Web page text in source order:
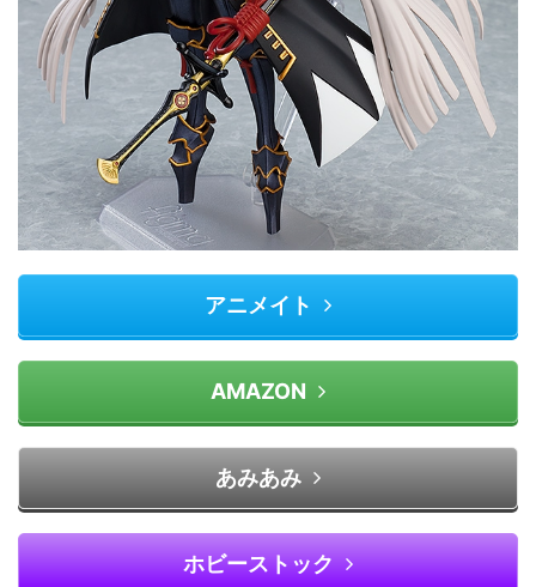
アニメイト
AMAZON
あみあみ
ホビーストック